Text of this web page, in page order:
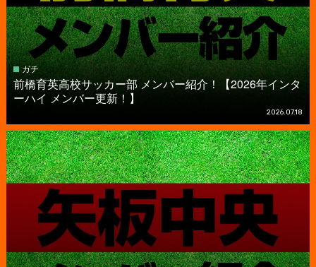
ガチ
前橋育英高校サッカー部 メンバー紹介！【2026年インタ
ーハイ メンバー更新！】
2026.07.18